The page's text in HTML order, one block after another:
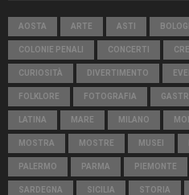
AOSTA ARTE ASTI
COLONIE PENALI CONCERTI
CURIOSITÀ DIVERTIMENTO
FOLKLORE FOTOGRAFIA
LATINA MARE MILANO
MOSTRA MOSTRE MUSEI
PALERMO PARMA PIEMONTE
SARDEGNA SICILIA STORIA